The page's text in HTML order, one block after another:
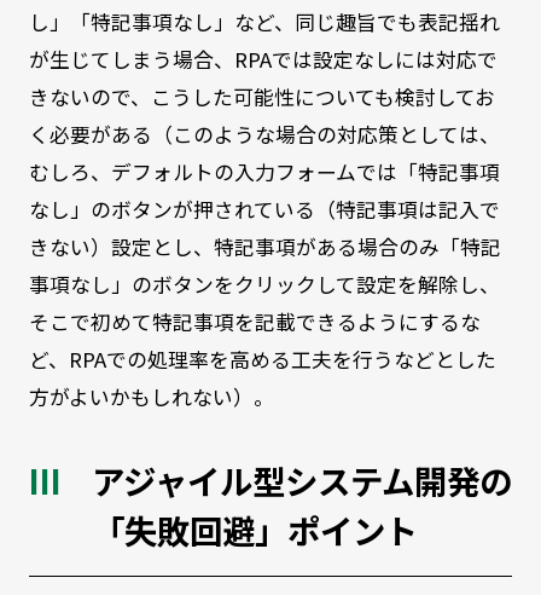
し」「特記事項なし」など、同じ趣旨でも表記揺れ
が生じてしまう場合、RPAでは設定なしには対応で
きないので、こうした可能性についても検討してお
く必要がある（このような場合の対応策としては、
むしろ、デフォルトの入力フォームでは「特記事項
なし」のボタンが押されている（特記事項は記入で
きない）設定とし、特記事項がある場合のみ「特記
事項なし」のボタンをクリックして設定を解除し、
そこで初めて特記事項を記載できるようにするな
ど、RPAでの処理率を高める工夫を行うなどとした
方がよいかもしれない）。
アジャイル型システム開発の
「失敗回避」ポイント